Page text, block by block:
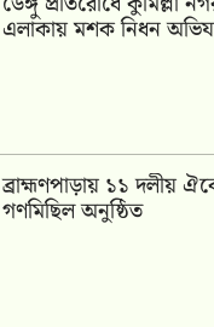
এলাকায় মশক নিধন
‎ব্রাহ্মণপাড়ায় ১১ দলীয়
গণমিছিল অনুষ্ঠিত